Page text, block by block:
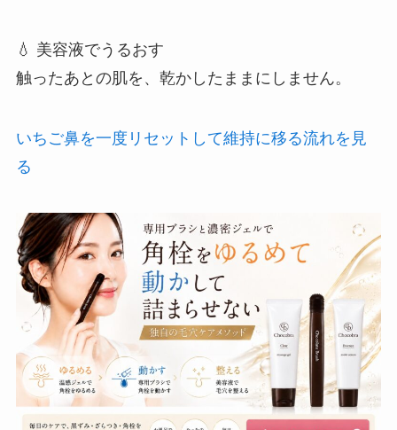
💧 美容液でうるおす
触ったあとの肌を、乾かしたままにしません。
いちご鼻を一度リセットして維持に移る流れを見
る